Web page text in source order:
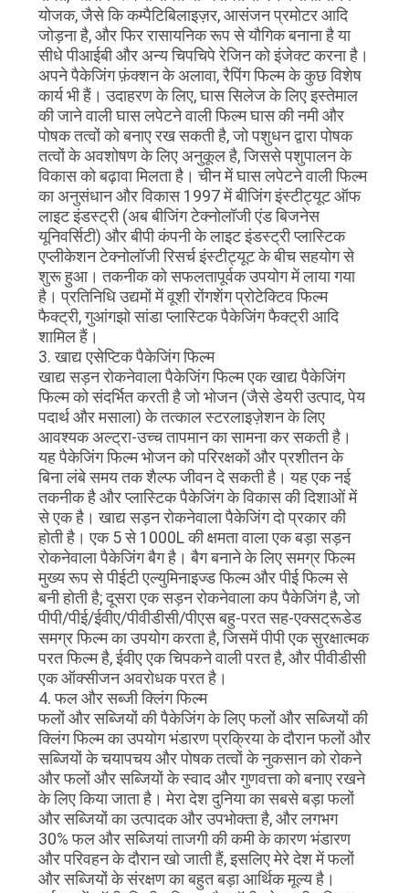
योजक, जैसे कि कम्पैटिबिलाइज़र, आसंजन प्रमोटर आदि
जोड़ना है, और फिर रासायनिक रूप से यौगिक बनाना है या
सीधे पीआईबी और अन्य चिपचिपे रेजिन को इंजेक्ट करना है।
अपने पैकेजिंग फ़ंक्शन के अलावा, रैपिंग फिल्म के कुछ विशेष
कार्य भी हैं। उदाहरण के लिए, घास सिलेज के लिए इस्तेमाल
की जाने वाली घास लपेटने वाली फिल्म घास की नमी और
पोषक तत्वों को बनाए रख सकती है, जो पशुधन द्वारा पोषक
तत्वों के अवशोषण के लिए अनुकूल है, जिससे पशुपालन के
विकास को बढ़ावा मिलता है। चीन में घास लपेटने वाली फिल्म
का अनुसंधान और विकास 1997 में बीजिंग इंस्टीट्यूट ऑफ
लाइट इंडस्ट्री (अब बीजिंग टेक्नोलॉजी एंड बिजनेस
यूनिवर्सिटी) और बीपी कंपनी के लाइट इंडस्ट्री प्लास्टिक
एप्लीकेशन टेक्नोलॉजी रिसर्च इंस्टीट्यूट के बीच सहयोग से
शुरू हुआ। तकनीक को सफलतापूर्वक उपयोग में लाया गया
है। प्रतिनिधि उद्यमों में वूशी रोंगशेंग प्रोटेक्टिव फिल्म
फैक्ट्री, गुआंगझो सांडा प्लास्टिक पैकेजिंग फैक्ट्री आदि
शामिल हैं।
3. खाद्य एसेप्टिक पैकेजिंग फिल्म
खाद्य सड़न रोकनेवाला पैकेजिंग फिल्म एक खाद्य पैकेजिंग
फिल्म को संदर्भित करती है जो भोजन (जैसे डेयरी उत्पाद, पेय
पदार्थ और मसाला) के तत्काल स्टरलाइज़ेशन के लिए
आवश्यक अल्ट्रा-उच्च तापमान का सामना कर सकती है।
यह पैकेजिंग फिल्म भोजन को परिरक्षकों और प्रशीतन के
बिना लंबे समय तक शैल्फ जीवन दे सकती है। यह एक नई
तकनीक है और प्लास्टिक पैकेजिंग के विकास की दिशाओं में
से एक है। खाद्य सड़न रोकनेवाला पैकेजिंग दो प्रकार की
होती है। एक 5 से 1000L की क्षमता वाला एक बड़ा सड़न
रोकनेवाला पैकेजिंग बैग है। बैग बनाने के लिए समग्र फिल्म
मुख्य रूप से पीईटी एल्युमिनाइज्ड फिल्म और पीई फिल्म से
बनी होती है; दूसरा एक सड़न रोकनेवाला कप पैकेजिंग है, जो
पीपी/पीई/ईवीए/पीवीडीसी/पीएस बहु-परत सह-एक्सट्रूडेड
समग्र फिल्म का उपयोग करता है, जिसमें पीपी एक सुरक्षात्मक
परत फिल्म है, ईवीए एक चिपकने वाली परत है, और पीवीडीसी
एक ऑक्सीजन अवरोधक परत है।
4. फल और सब्जी क्लिंग फिल्म
फलों और सब्जियों की पैकेजिंग के लिए फलों और सब्जियों की
क्लिंग फिल्म का उपयोग भंडारण प्रक्रिया के दौरान फलों और
सब्जियों के चयापचय और पोषक तत्वों के नुकसान को रोकने
और फलों और सब्जियों के स्वाद और गुणवत्ता को बनाए रखने
के लिए किया जाता है। मेरा देश दुनिया का सबसे बड़ा फलों
और सब्जियों का उत्पादक और उपभोक्ता है, और लगभग
30% फल और सब्जियां ताजगी की कमी के कारण भंडारण
और परिवहन के दौरान खो जाती हैं, इसलिए मेरे देश में फलों
और सब्जियों के संरक्षण का बहुत बड़ा आर्थिक मूल्य है।